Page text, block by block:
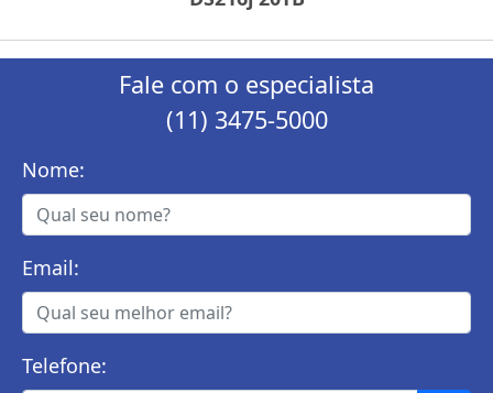
Fale com o especialista
(11) 3475-5000
Nome:
Email:
Telefone: